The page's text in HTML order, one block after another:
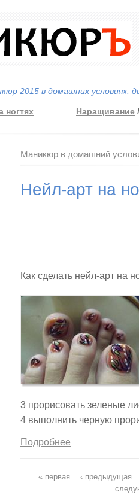
2015 в домашних условиях:
ногтях Наращивание
Вы здесь
Маникюр в домашний
Нейл-арт на
Как сделать нейл-арт на
3 прорисовать зеленые
4 выполнить черную
Подробнее
Страницы
« первая
‹ предыдущая